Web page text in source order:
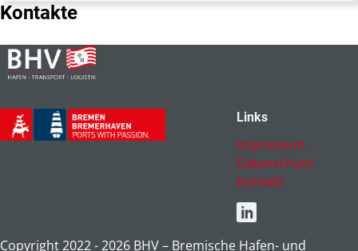
Kontakte
Links
Impressum
Datenschutz
Kontakt
Copyright 2022 -2026 BHV – Bremische Hafen- und